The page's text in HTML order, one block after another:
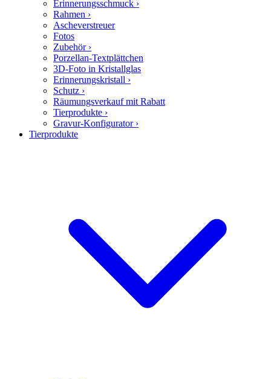
Erinnerungsschmuck ›
Rahmen ›
Ascheverstreuer
Fotos
Zubehör ›
Porzellan-Textplättchen
3D-Foto in Kristallglas
Erinnerungskristall ›
Schutz ›
Räumungsverkauf mit Rabatt
Tierprodukte ›
Gravur-Konfigurator ›
Tierprodukte